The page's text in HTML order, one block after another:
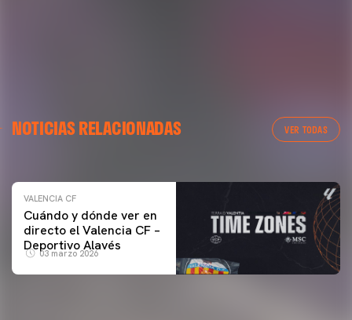
NOTICIAS RELACIONADAS VER TODAS
ENTRENAMIENTO DEL VALENCIA CF 04/03/26
VALENCIA CF
Cuándo y dónde ver en
directo el Valencia CF –
Deportivo Alavés
03 marzo 2026